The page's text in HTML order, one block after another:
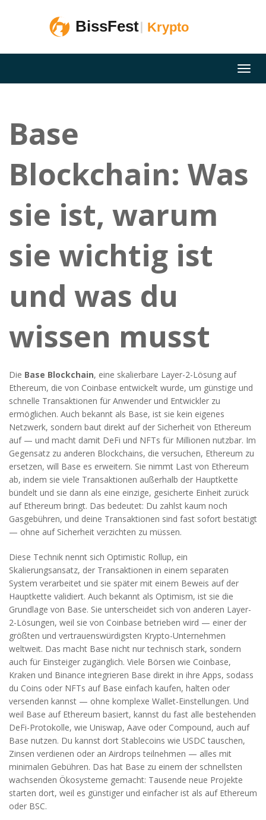
Base
Blockchain: Was
sie ist, warum
sie wichtig ist
und was du
wissen musst
Die Base Blockchain, eine skalierbare Layer-2-Lösung auf
Ethereum, die von Coinbase entwickelt wurde, um günstige und
schnelle Transaktionen für Anwender und Entwickler zu
ermöglichen. Auch bekannt als Base, ist sie kein eigenes
Netzwerk, sondern baut direkt auf der Sicherheit von Ethereum
auf — und macht damit DeFi und NFTs für Millionen nutzbar. Im
Gegensatz zu anderen Blockchains, die versuchen, Ethereum zu
ersetzen, will Base es erweitern. Sie nimmt Last von Ethereum
ab, indem sie viele Transaktionen außerhalb der Hauptkette
bündelt und sie dann als eine einzige, gesicherte Einheit zurück
auf Ethereum bringt. Das bedeutet: Du zahlst kaum noch
Gasgebühren, und deine Transaktionen sind fast sofort bestätigt
— ohne auf Sicherheit verzichten zu müssen.
Diese Technik nennt sich Optimistic Rollup, ein
Skalierungsansatz, der Transaktionen in einem separaten
System verarbeitet und sie später mit einem Beweis auf der
Hauptkette validiert. Auch bekannt als Optimism, ist sie die
Grundlage von Base. Sie unterscheidet sich von anderen Layer-
2-Lösungen, weil sie von Coinbase betrieben wird — einer der
größten und vertrauenswürdigsten Krypto-Unternehmen
weltweit. Das macht Base nicht nur technisch stark, sondern
auch für Einsteiger zugänglich. Viele Börsen wie Coinbase,
Kraken und Binance integrieren Base direkt in ihre Apps, sodass
du Coins oder NFTs auf Base einfach kaufen, halten oder
versenden kannst — ohne komplexe Wallet-Einstellungen. Und
weil Base auf Ethereum basiert, kannst du fast alle bestehenden
DeFi-Protokolle, wie Uniswap, Aave oder Compound, auch auf
Base nutzen. Du kannst dort Stablecoins wie USDC tauschen,
Zinsen verdienen oder an Airdrops teilnehmen — alles mit
minimalen Gebühren. Das hat Base zu einem der schnellsten
wachsenden Ökosysteme gemacht: Tausende neue Projekte
starten dort, weil es günstiger und einfacher ist als auf Ethereum
oder BSC.